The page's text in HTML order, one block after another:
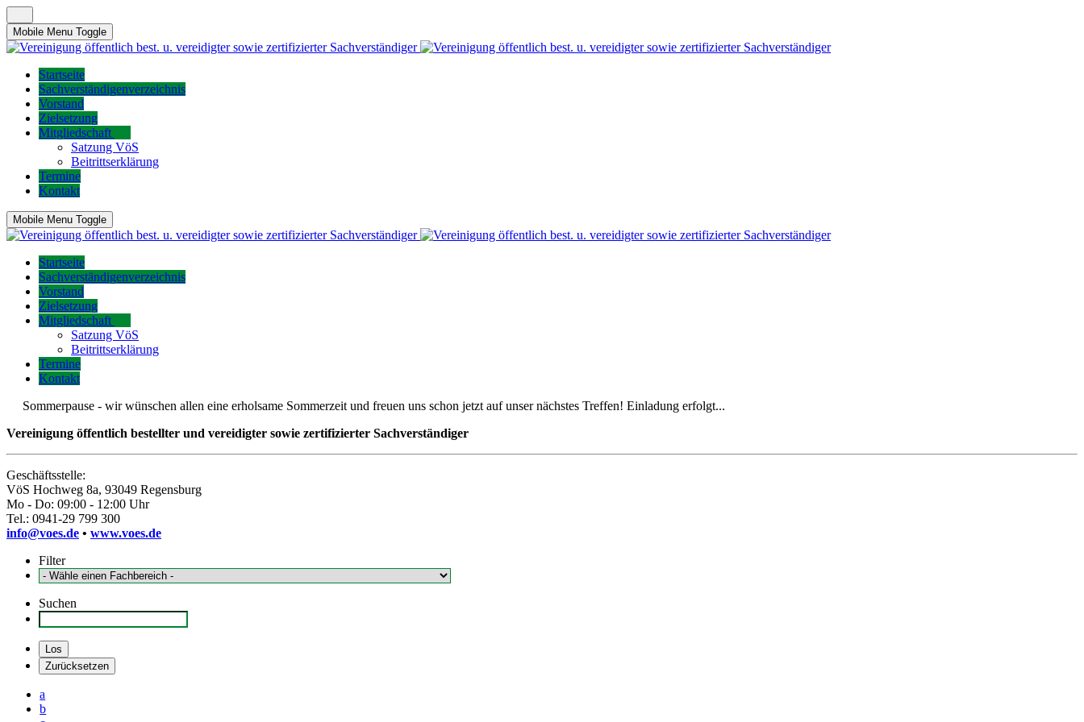
Mobile Menu Toggle
Startseite
Sachverständigenverzeichnis
Vorstand
Zielsetzung
Mitgliedschaft
Satzung VöS
Beitrittserklärung
Termine
Kontakt
Mobile Menu Toggle
Startseite
Sachverständigenverzeichnis
Vorstand
Zielsetzung
Mitgliedschaft
Satzung VöS
Beitrittserklärung
Termine
Kontakt
Sommerpause - wir wünschen allen eine erholsame Sommerzeit und freuen uns schon jetzt auf unser nächstes Treffen! Einladung erfolgt...
Vereinigung öffentlich bestellter und vereidigter sowie zertifizierter Sachverständiger
Geschäftsstelle:
VöS Hochweg 8a, 93049 Regensburg
Mo - Do: 09:00 - 12:00 Uhr
Tel.: 0941-29 799 300
info@voes.de • www.voes.de
Filter
Suchen
a
b